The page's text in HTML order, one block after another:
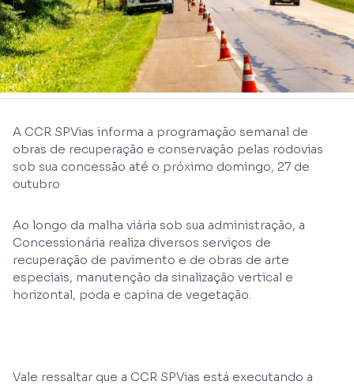
A CCR SPVias informa a programação semanal de
obras de recuperação e conservação pelas rodovias
sob sua concessão até o próximo domingo, 27 de
outubro
Ao longo da malha viária sob sua administração, a
Concessionária realiza diversos serviços de
recuperação de pavimento e de obras de arte
especiais, manutenção da sinalização vertical e
horizontal, poda e capina de vegetação.
Vale ressaltar que a CCR SPVias está executando a